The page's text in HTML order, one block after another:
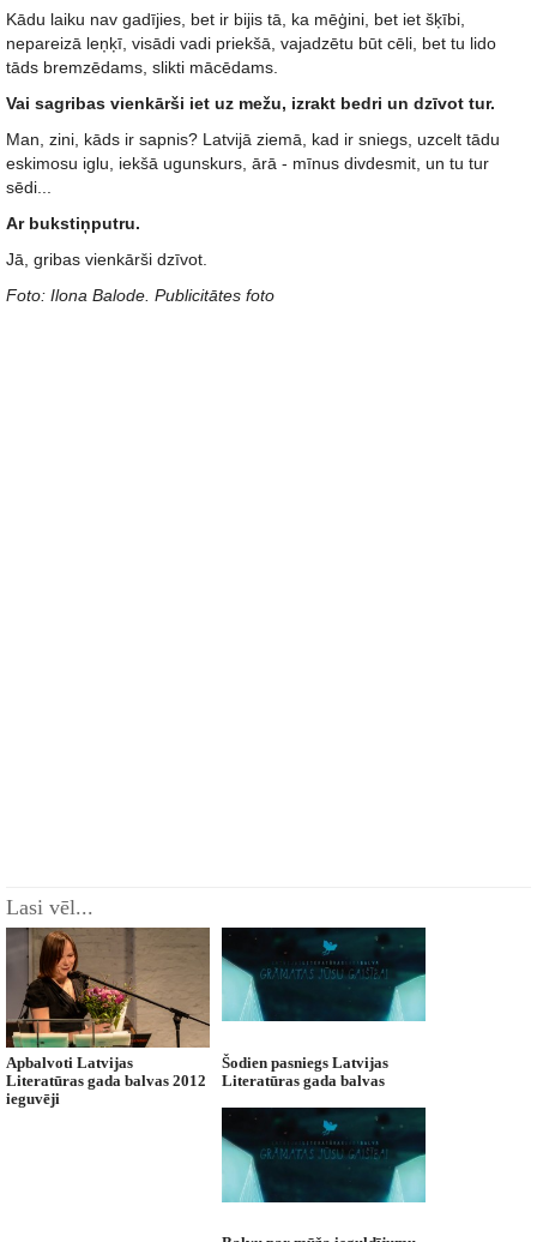
Kādu laiku nav gadījies, bet ir bijis tā, ka mēģini, bet iet šķībi,
nepareizā leņķī, visādi vadi priekšā, vajadzētu būt cēli, bet tu lido
tāds bremzēdams, slikti mācēdams.
Vai sagribas vienkārši iet uz mežu, izrakt bedri un dzīvot tur.
Man, zini, kāds ir sapnis? Latvijā ziemā, kad ir sniegs, uzcelt tādu
eskimosu iglu, iekšā ugunskurs, ārā - mīnus divdesmit, un tu tur
sēdi...
Ar bukstiņputru.
Jā, gribas vienkārši dzīvot.
Foto: Ilona Balode. Publicitātes foto
Lasi vēl...
Apbalvoti Latvijas
Literatūras gada balvas 2012
ieguvēji
Šodien pasniegs Latvijas
Literatūras gada balvas